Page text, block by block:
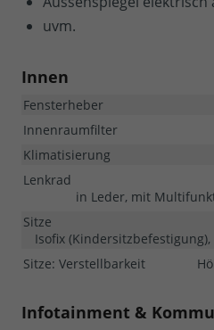
uvm.
Innen
Fensterheber
Innenraumfilter
Klimatisierung
Lenkrad
in Leder, mit
Sitze
Isofix
Sitze: Verstellbarkeit
Infotainment &